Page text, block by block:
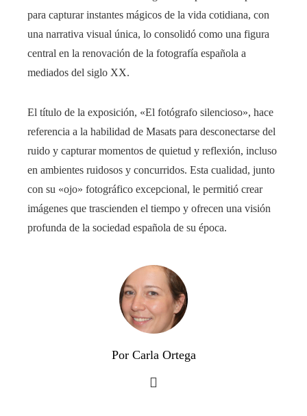
para capturar instantes mágicos de la vida cotidiana, con
una narrativa visual única, lo consolidó como una figura
central en la renovación de la fotografía española a
mediados del siglo XX.
El título de la exposición, «El fotógrafo silencioso», hace
referencia a la habilidad de Masats para desconectarse del
ruido y capturar momentos de quietud y reflexión, incluso
en ambientes ruidosos y concurridos. Esta cualidad, junto
con su «ojo» fotográfico excepcional, le permitió crear
imágenes que trascienden el tiempo y ofrecen una visión
profunda de la sociedad española de su época.
Por Carla Ortega